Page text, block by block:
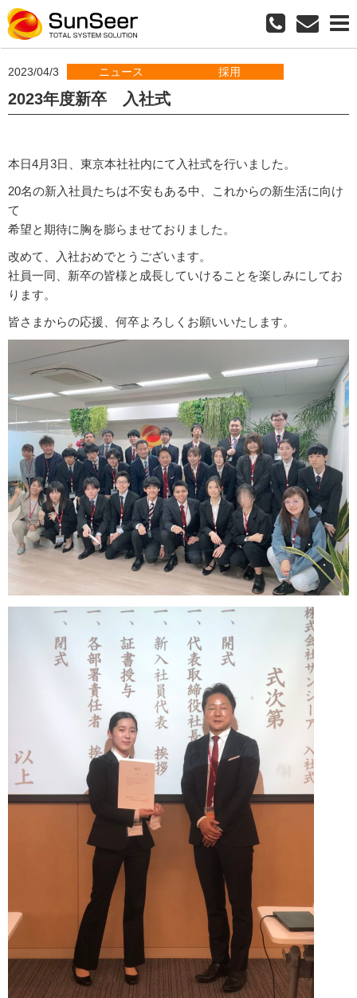
2023/04/3 ニュース 採用
2023年度新卒 入社式
本日4月3日、東京本社社内にて入社式を行いました。
20名の新入社員たちは不安もある中、これからの新生活に向け
て
希望と期待に胸を膨らませておりました。
改めて、入社おめでとうございます。
社員一同、新卒の皆様と成長していけることを楽しみにしてお
ります。
皆さまからの応援、何卒よろしくお願いいたします。